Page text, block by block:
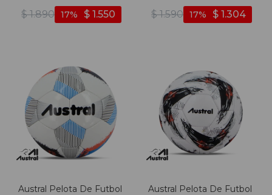
Blanco/multicolor -
Blanco-multicolor
$ 1.890 $ 1.550
17
- Blanco-multicolor
$ 1.590 $ 1.304
17
Austral Pelota De Futbol
Austral Pelota De Futbol